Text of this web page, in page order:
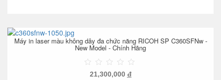
Máy in laser màu không dây đa chức năng RICOH SP C360SFNw -
New Model - Chính Hãng
21,300,000 đ